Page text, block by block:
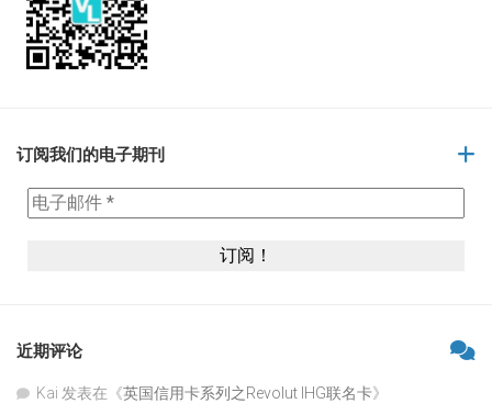
订阅我们的电子期刊
近期评论
Kai 发表在《英国信用卡系列之Revolut IHG联名卡》